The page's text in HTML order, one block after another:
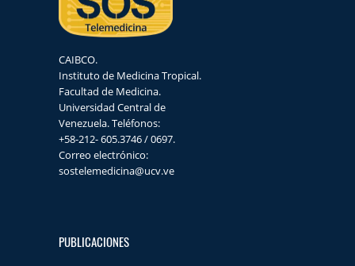
CAIBCO.
Instituto de Medicina Tropical.
Facultad de Medicina.
Universidad Central de
Venezuela. Teléfonos:
+58-212- 605.3746 / 0697.
Correo electrónico:
sostelemedicina@ucv.ve
PUBLICACIONES